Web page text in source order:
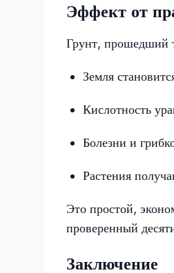
Эффект от
Грунт, прошедший
Земля
Кислотность
Болезни и
Растения
Это простой,
проверенный
Заключение